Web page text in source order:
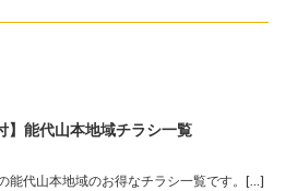
】能代山本地域チラシ一覧
能代山本地域のお得なチラシ一覧です。[…]